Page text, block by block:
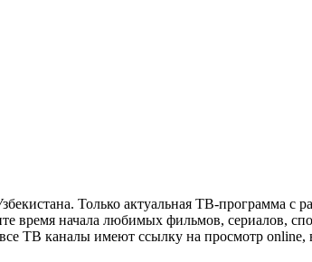
Только актуальная ТВ-программа с
время начала любимых фильмов, сериалов,
ТВ каналы имеют ссылку на просмотр online,